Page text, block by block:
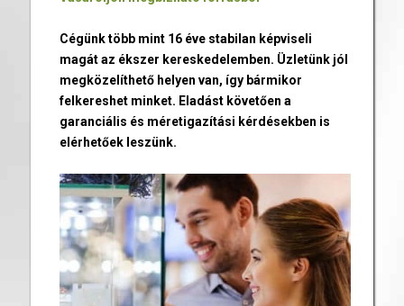
Cégünk több mint 16 éve stabilan képviseli
magát az ékszer kereskedelemben. Üzletünk jól
megközelíthető helyen van, így bármikor
felkereshet minket. Eladást követően a
garanciális és méretigazítási kérdésekben is
elérhetőek leszünk.